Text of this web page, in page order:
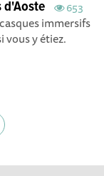
653
d'Aoste
immersifs
vous y étiez.